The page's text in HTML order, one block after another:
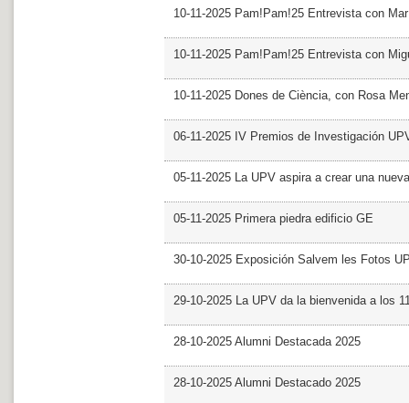
10-11-2025 Pam!Pam!25 Entrevista con
10-11-2025 Pam!Pam!25 Entrevista con
10-11-2025 Dones de Ciència, con Rosa
06-11-2025 IV Premios de Investigación
05-11-2025 La UPV aspira a crear una
05-11-2025 Primera piedra edificio GE
30-10-2025 Exposición Salvem les Fotos
29-10-2025 La UPV da la bienvenida a los
28-10-2025 Alumni Destacada 2025
28-10-2025 Alumni Destacado 2025